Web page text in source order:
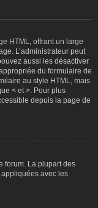
HTML, offrant un large
L’administrateur peut
aussi les désactiver
du formulaire de
au style HTML, mais
< et >. Pour plus
depuis la page de
forum. La plupart des
avec les